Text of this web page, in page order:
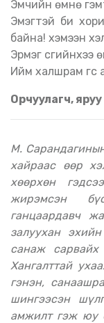
Эмчийн өмнө
Эмэгтэй би
байна! хэмээн
Эрмэг үсгийнхээ
Ийм халшрам үгс
Орчуулагч,
М. Сарандагинын шүлгүүдийг уншаад эх хүн хүүдээ
хайраас өөр
хөөрхөн
жирэмсэн
ганцаардавч
залуухан
санаж сарвайх
Хангалттай
гэнэн,
шингээсэн
амжилт гэж юу